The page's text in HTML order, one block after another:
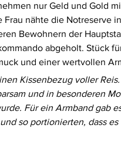
nur Geld und Gold
nähte die Notreserve
Bewohnern der
abgeholt. Stück
und einer wertvollen
und in besonderen
Für ein Armband gab
so portionierten, dass es